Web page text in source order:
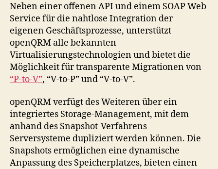
Neben einer offenen API und einem SOAP Web
Service für die nahtlose Integration der
eigenen Geschäftsprozesse, unterstützt
openQRM alle bekannten
Virtualisierungstechnologien und bietet die
Möglichkeit für transparente Migrationen von
“P-to-V”, “V-to-P” und “V-to-V”.
openQRM verfügt des Weiteren über ein
integriertes Storage-Management, mit dem
anhand des Snapshot-Verfahrens
Serversysteme dupliziert werden können. Die
Snapshots ermöglichen eine dynamische
Anpassung des Speicherplatzes, bieten einen